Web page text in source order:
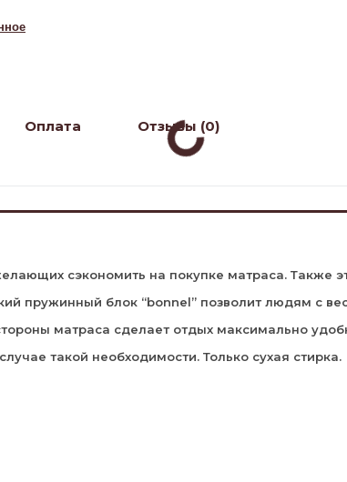
Оплата Отзывы (0)
сэкономить на покупке матраса. Также
пружинный блок “bonnel” позволит людям с
матраса сделает отдых максимально
такой необходимости. Только сухая стирка.